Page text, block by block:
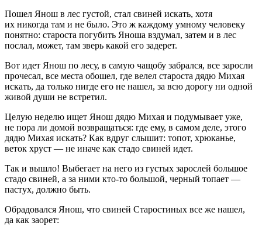
Пошел Янош в лес густой, стал свиней искать, хотя
их никогда там и не было. Это ж каждому умному человеку
понятно: староста погубить Яноша вздумал, затем и в лес
послал, может, там зверь какой его задерет.
Вот идет Янош по лесу, в самую чащобу забрался, все заросли
прочесал, все места обошел, где велел староста дядю Михая
искать, да только нигде его не нашел, за всю дорогу ни одной
живой души не встретил.
Целую неделю ищет Янош дядю Михая и подумывает уже,
не пора ли домой возвращаться: где ему, в самом деле, этого
дядю Михая искать? Как вдруг слышит: топот, хрюканье,
веток хруст — не иначе как стадо свиней идет.
Так и вышло! Выбегает на него из густых зарослей большое
стадо свиней, а за ними кто-то большой, черный топает —
пастух, должно быть.
Обрадовался Янош, что свиней Старостиных все же нашел,
да как заорет: